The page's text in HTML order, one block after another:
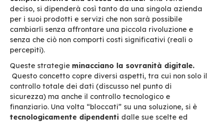
Sicurezza dei dati
Le vulnerabilità di sicurezza possono essere
costose ed è importante sapere come
ospitatioffre informazioni preziose. Ad
se un’azienda statunitense ospita i dati in
soggetto al CloudActe quindi allalegge
e non a quella francese.